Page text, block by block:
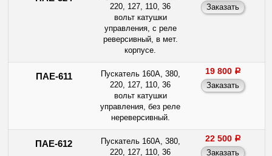
220, 127, 110, 36
вольт катушки
управления, с реле
реверсивный, в мет.
корпусе.
ПАЕ-611
Пускатель 160А, 380,
220, 127, 110, 36
вольт катушки
управления, без реле
нереверсивный.
19 800 a
ПАЕ-612
Пускатель 160А, 380,
220, 127, 110, 36
22 500 a